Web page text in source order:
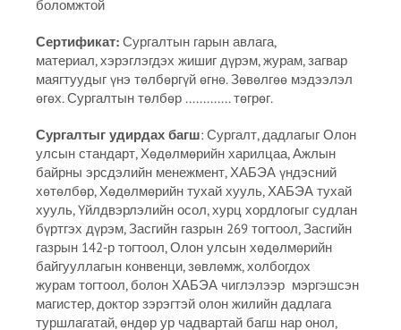
боломжтой
Сертификат: Сургалтын гарын авлага,
материал, хэрэглэгдэх жишиг дүрэм, журам, загвар
маягтуудыг үнэ төлбөргүй өгнө. Зөвөлгөө мэдээлэл
өгөх. Сургалтын төлбөр ............. төгрөг.
Сургалтыг удирдах багш: Сургалт, дадлагыг Олон
улсын стандарт, Хөдөлмөрийн харилцаа, Ажлын
байрны эрсдэлийн менежмент, ХАБЭА үндэсний
хөтөлбөр, Хөдөлмөрийн тухай хууль, ХАБЭА тухай
хууль, Үйлдвэрлэлийн осол, хурц хордлогыг судлан
бүртгэх дүрэм, Засгийн газрын 269 тогтоол, Засгийн
газрын 142-р тогтоол, Олон улсын хөдөлмөрийн
байгууллагын конвенци, зөвлөмж, холбогдох
журам тогтоол, болон ХАБЭА чиглэлээр мэргэшсэн
магистер, доктор зэрэгтэй олон жилийн дадлага
туршлагатай, өндөр ур чадвартай багш нар онол,